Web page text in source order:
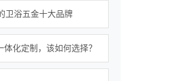
卫浴五金十大品牌
化定制，该如何选择？